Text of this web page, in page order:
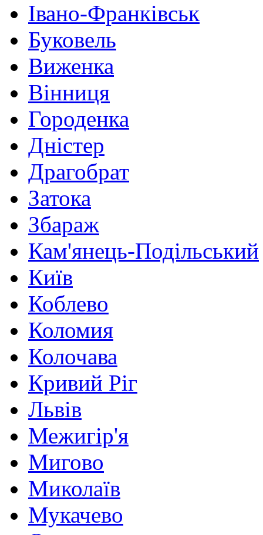
Івано-Франківськ
Буковель
Виженка
Вінниця
Городенка
Дністер
Драгобрат
Затока
Збараж
Кам'янець-Подільський
Київ
Коблево
Коломия
Колочава
Кривий Ріг
Львів
Межигір'я
Мигово
Миколаїв
Мукачево